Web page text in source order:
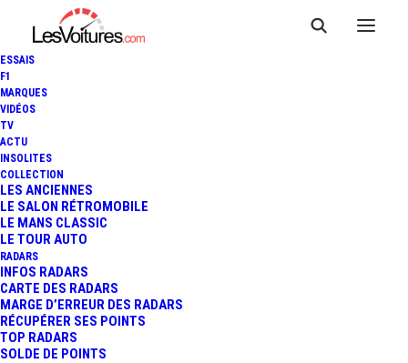
ESSAIS
F1
MARQUES
VIDÉOS
TV
ACTU
INSOLITES
COLLECTION
LES ANCIENNES
LE SALON RÉTROMOBILE
LE MANS CLASSIC
LE TOUR AUTO
RADARS
INFOS RADARS
CARTE DES RADARS
MARGE D’ERREUR DES RADARS
RÉCUPÉRER SES POINTS
TOP RADARS
SOLDE DE POINTS
MERCEDES-AMG GT TRACK
SERIES : 744 CHEVAUX DE
3 Minutes